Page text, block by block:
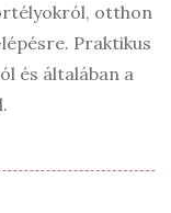
otthon
Praktikus
és általában a